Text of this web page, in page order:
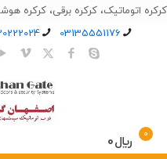
کرکره اتوماتیک، کرکره برقی، کرکره
03135551176
0 ﷼0